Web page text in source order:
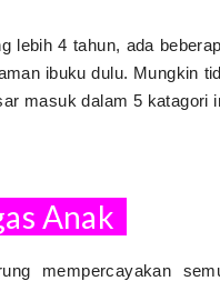
lebih 4 tahun, ada
ibuku dulu. Mungkin
masuk dalam 5 katagori
Anak
mempercayakan